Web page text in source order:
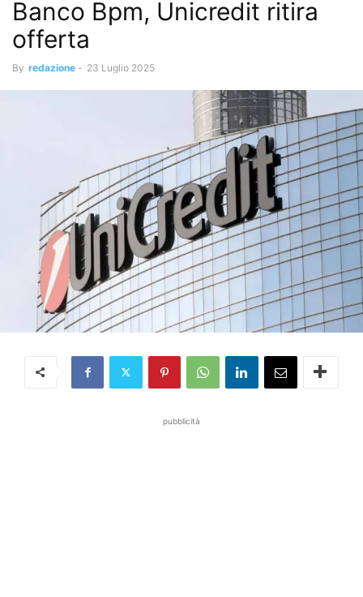
Banco Bpm, Unicredit ritira
offerta
By redazione - 23 Luglio 2025
pubblicità